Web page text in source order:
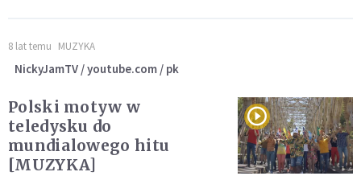
8 lat temu MUZYKA
NickyJamTV / youtube.com / pk
Polski motyw w
teledysku do
mundialowego hitu
[MUZYKA]